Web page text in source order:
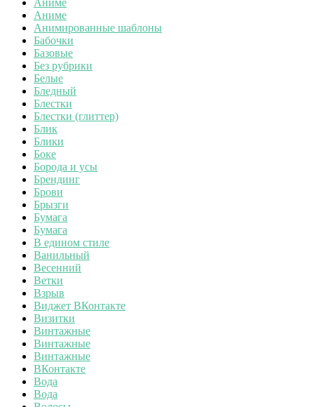
Аниме
Анимированные шаблоны
Бабочки
Базовые
Без рубрики
Белые
Бледный
Блестки
Блестки (глиттер)
Блик
Блики
Боке
Борода и усы
Брендинг
Брови
Брызги
Бумага
Бумага
В едином стиле
Ванильный
Весенний
Ветки
Взрыв
Виджет ВКонтакте
Визитки
Винтажные
Винтажные
Винтажные
ВКонтакте
Вода
Вода